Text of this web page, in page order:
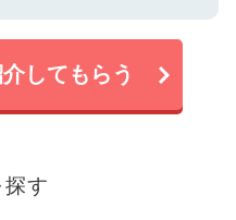
してもらう
す